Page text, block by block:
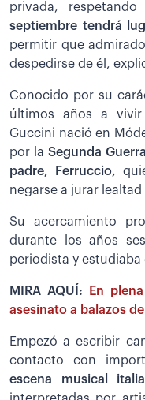
privada,
septiembre tendrá
permitir que
despedirse de él,
Conocido por su
últimos años a
Guccini nació en
por la Segunda
padre, Ferruccio,
negarse a jurar lealtad
Su acercamiento
durante los años
periodista y estudiaba
MIRA AQUÍ:
En
asesinato a balazos
Empezó a escribir
contacto con
escena musical